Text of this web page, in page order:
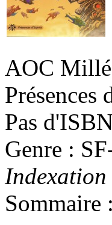
AOC
Présences
Pas
Genre :
Sommaire :